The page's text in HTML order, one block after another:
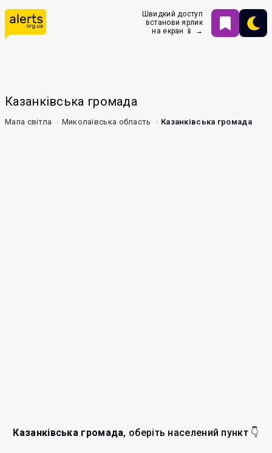
Швидкий доступ
встанови ярлик
на екран 📱 →
Казанківська громада
Мапа світла Миколаївська область Казанківська громада
Казанківська громада, оберіть населений пункт 👇